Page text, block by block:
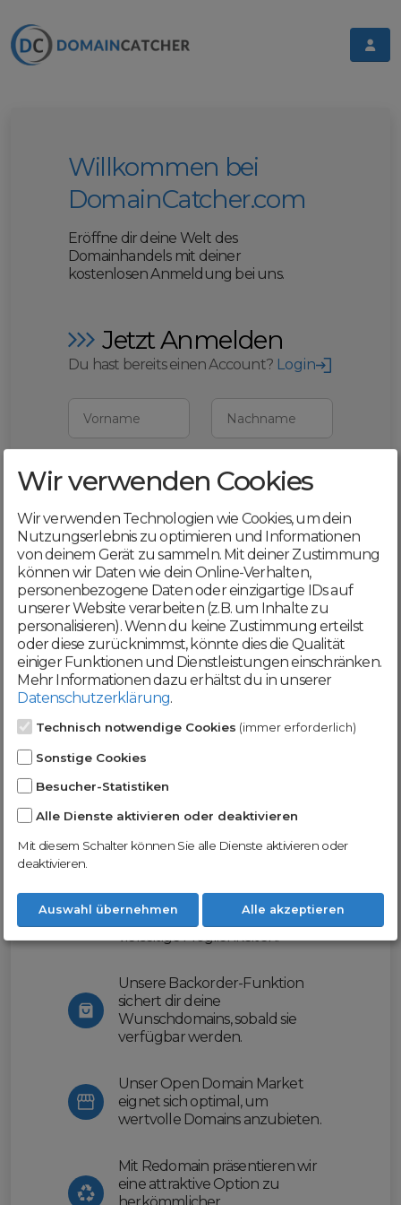
Willkommen bei
DomainCatcher.com
Eröffne dir deine Welt des
Domainhandels mit deiner
kostenlosen Anmeldung bei uns.
Jetzt Anmelden
Du hast bereits einen Account? Login
Vorname Nachname
E-Mail
Mit deiner Registrierung bestätigst du,
dass du dieAGBund
Datenschutzerklärung akzeptierst
Weiter
Werde jetzt Teil der
DomainCatcher-
Community!
Nutze unsere Erfahrung und profitiere
erleichtern wir dir den
Domainhandel und bieten dir
vielseitige Möglichkeiten.
Unsere Backorder-Funktion
sichert dir deine
Wunschdomains, sobald sie
verfügbar werden.
Unser Open Domain Market
eignet sich optimal, um
wertvolle Domains anzubieten.
Mit Redomain präsentieren wir
eine attraktive Option zu
Wir verwenden Cookies
Wir verwenden Technologien wie Cookies, um dein
Nutzungserlebnis zu optimieren und Informationen
von deinem Gerät zu sammeln. Mit deiner Zustimmung
können wir Daten wie dein Online-Verhalten,
personenbezogene Daten oder einzigartige IDs auf
unserer Website verarbeiten (z.B. um Inhalte zu
personalisieren). Wenn du keine Zustimmung erteilst
oder diese zurücknimmst, könnte dies die Qualität
einiger Funktionen und Dienstleistungen einschränken.
Mehr Informationen dazu erhältst du in unserer
Datenschutzerklärung.
Technisch notwendige Cookies (immer erforderlich)
Sonstige Cookies
Besucher-Statistiken
Alle Dienste aktivieren oder deaktivieren
Mit diesem Schalter können Sie alle Dienste aktivieren oder
deaktivieren.
Auswahl übernehmen Alle akzeptieren